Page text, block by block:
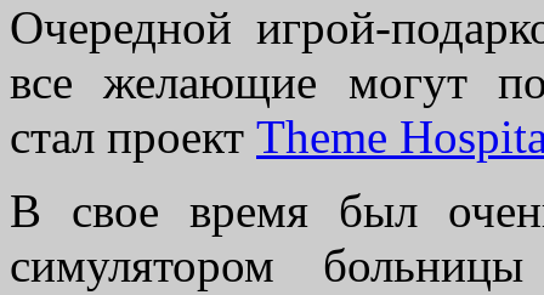
Очередной игрой-
все желающие могут
стал проект Theme
В свое время был
симулятором